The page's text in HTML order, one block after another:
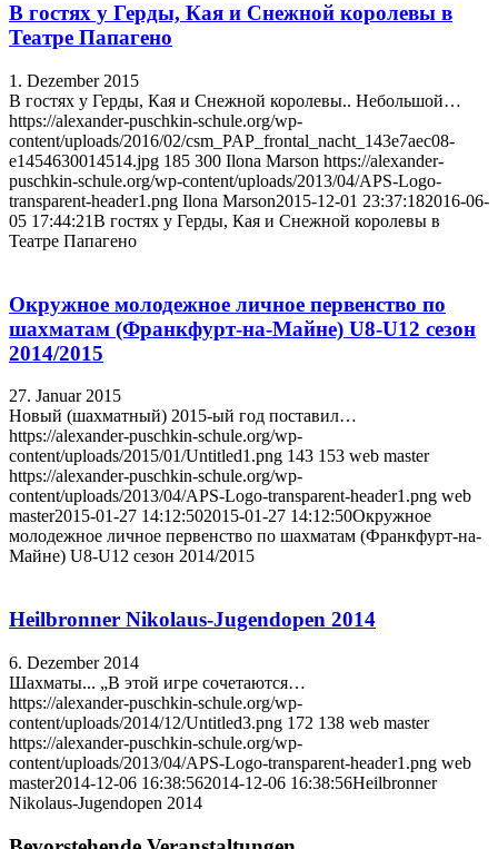
В гостях у Герды, Кая и Снежной королевы в
Театре Папагено
1. Dezember 2015
В гостях у Герды, Кая и Снежной королевы.. Небольшой…
https://alexander-puschkin-schule.org/wp-
content/uploads/2016/02/csm_PAP_frontal_nacht_143e7aec08-
e1454630014514.jpg 185 300 Ilona Marson https://alexander-
puschkin-schule.org/wp-content/uploads/2013/04/APS-Logo-
transparent-header1.png Ilona Marson2015-12-01 23:37:182016-06-
05 17:44:21В гостях у Герды, Кая и Снежной королевы в
Театре Папагено
Окружное молодежное личное первенство по
шахматам (Франкфурт-на-Майне) U8-U12 сезон
2014/2015
27. Januar 2015
Новый (шахматный) 2015-ый год поставил…
https://alexander-puschkin-schule.org/wp-
content/uploads/2015/01/Untitled1.png 143 153 web master
https://alexander-puschkin-schule.org/wp-
content/uploads/2013/04/APS-Logo-transparent-header1.png web
master2015-01-27 14:12:502015-01-27 14:12:50Окружное
молодежное личное первенство по шахматам (Франкфурт-на-
Майне) U8-U12 сезон 2014/2015
Heilbronner Nikolaus-Jugendopen 2014
6. Dezember 2014
Шахматы... „В этой игре сочетаются…
https://alexander-puschkin-schule.org/wp-
content/uploads/2014/12/Untitled3.png 172 138 web master
https://alexander-puschkin-schule.org/wp-
content/uploads/2013/04/APS-Logo-transparent-header1.png web
master2014-12-06 16:38:562014-12-06 16:38:56Heilbronner
Nikolaus-Jugendopen 2014